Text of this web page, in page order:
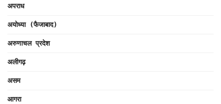
अपराध
अयोध्या (फैजाबाद)
अरुणाचल प्रदेश
अलीगढ़
असम
आगरा